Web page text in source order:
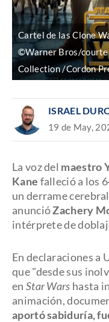
Cartel de las Clone
©Warner Bros/
Collection /Cordon
ISRAEL
19 de May,
La voz del maestro
Kane falleció a los
un derrame
anuncióZachery
intérprete de
En declaraciones a
que "desde sus
en Star Wars hasta
animación,
aportó sabiduría,